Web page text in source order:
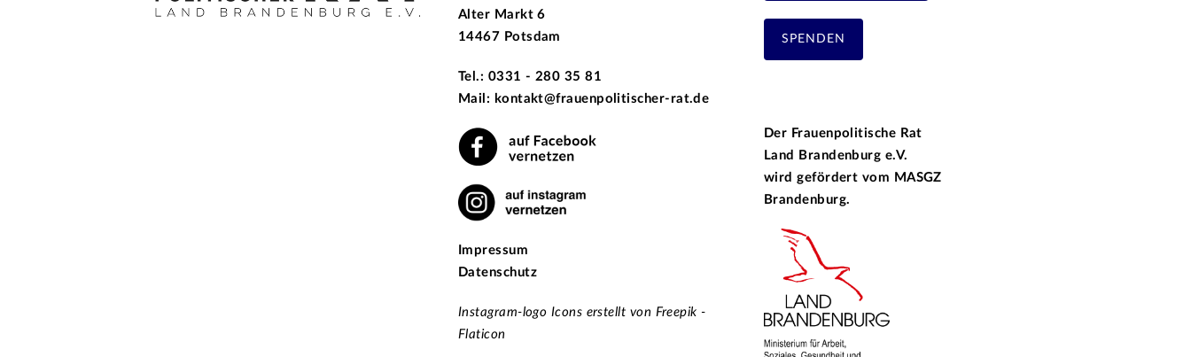
Alter Markt 6
14467 Potsdam
Tel.: 0331 - 280 35 81
Mail: kontakt@frauenpolitischer-rat.de
Impressum
Datenschutz
Instagram-logo Icons erstellt von Freepik -
Flaticon
SPENDEN
Der Frauenpolitische Rat
Land Brandenburg e.V.
wird gefördert vom MASGZ
Brandenburg.